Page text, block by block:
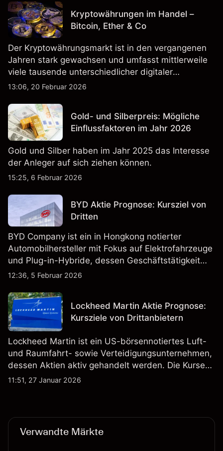
Kryptowährungen im Handel –
Bitcoin, Ether & Co
Der Kryptowährungsmarkt ist in den vergangenen
Jahren stark gewachsen und umfasst mittlerweile
viele tausende unterschiedlicher digitaler
Währungen.
13:06, 20 Februar 2026
Gold- und Silberpreis: Mögliche
Einflussfaktoren im Jahr 2026
Gold und Silber haben im Jahr 2025 das Interesse
der Anleger auf sich ziehen können.
15:25, 6 Februar 2026
BYD Aktie Prognose: Kursziel von
Dritten
BYD Company ist ein in Hongkong notierter
Automobilhersteller mit Fokus auf Elektrofahrzeuge
und Plug-in-Hybride, dessen Geschäftstätigkeit
Fahrzeugproduktion, Batterien und verwandte
Märkten umfasst.
12:36, 5 Februar 2026
Lockheed Martin Aktie Prognose:
Kursziele von Drittanbietern
Lockheed Martin ist ein US-börsennotiertes Luft-
und Raumfahrt- sowie Verteidigungsunternehmen,
dessen Aktien aktiv gehandelt werden. Die Kurse
werden von Unternehmensergebnissen,
11:51, 27 Januar 2026
Verwandte Märkte